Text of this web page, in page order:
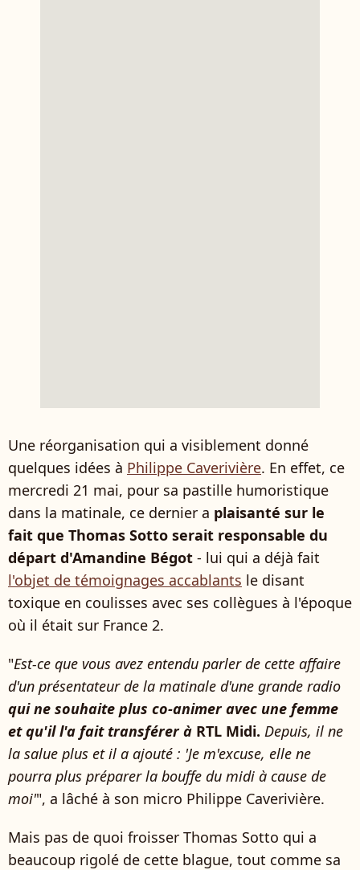
Une réorganisation qui a visiblement donné
quelques idées à Philippe Caverivière. En effet, ce
mercredi 21 mai, pour sa pastille humoristique
dans la matinale, ce dernier a plaisanté sur le
fait que Thomas Sotto serait responsable du
départ d'Amandine Bégot - lui qui a déjà fait
l'objet de témoignages accablants le disant
toxique en coulisses avec ses collègues à l'époque
où il était sur France 2.
"Est-ce que vous avez entendu parler de cette affaire
d'un présentateur de la matinale d'une grande radio
qui ne souhaite plus co-animer avec une femme
et qu'il l'a fait transférer à RTL Midi. Depuis, il ne
la salue plus et il a ajouté : 'Je m'excuse, elle ne
pourra plus préparer la bouffe du midi à cause de
moi'", a lâché à son micro Philippe Caverivière.
Mais pas de quoi froisser Thomas Sotto qui a
beaucoup rigolé de cette blague, tout comme sa